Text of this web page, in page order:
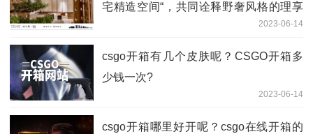
宅精造空间“，共同诠释野奢风格的理享
2023-06-14
csgo开箱有几个皮肤呢？CSGO开箱多
少钱一次?
2023-06-14
csgo开箱哪里好开呢？csgo在线开箱的